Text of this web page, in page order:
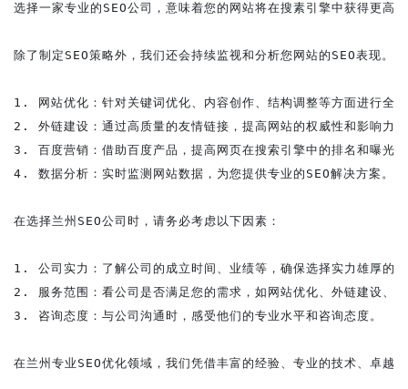
选择一家专业的SEO公司，意味着您的网站将在搜素引擎中获得更高
除了制定SEO策略外，我们还会持续监视和分析您网站的SEO表现
1. 网站优化：针对关键词优化、内容创作、结构调整等方面进行全
2. 外链建设：通过高质量的友情链接，提高网站的权威性和影响力。
3. 百度营销：借助百度产品，提高网页在搜索引擎中的排名和曝光
4. 数据分析：实时监测网站数据，为您提供专业的SEO解决方案。
在选择兰州SEO公司时，请务必考虑以下因素：
1. 公司实力：了解公司的成立时间、业绩等，确保选择实力雄厚的
2. 服务范围：看公司是否满足您的需求，如网站优化、外链建设、
3. 咨询态度：与公司沟通时，感受他们的专业水平和咨询态度。
在兰州专业SEO优化领域，我们凭借丰富的经验、专业的技术、卓